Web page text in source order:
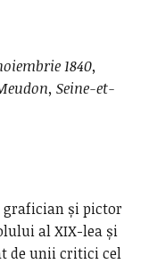
1840,
Seine-et-
grafician și pictor
al XIX-lea și
de unii critici cel